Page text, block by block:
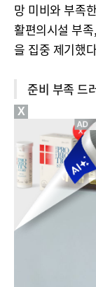
망 미비와 부족
활편의시설 부
을 집중 제기했
준비 부족 드
X